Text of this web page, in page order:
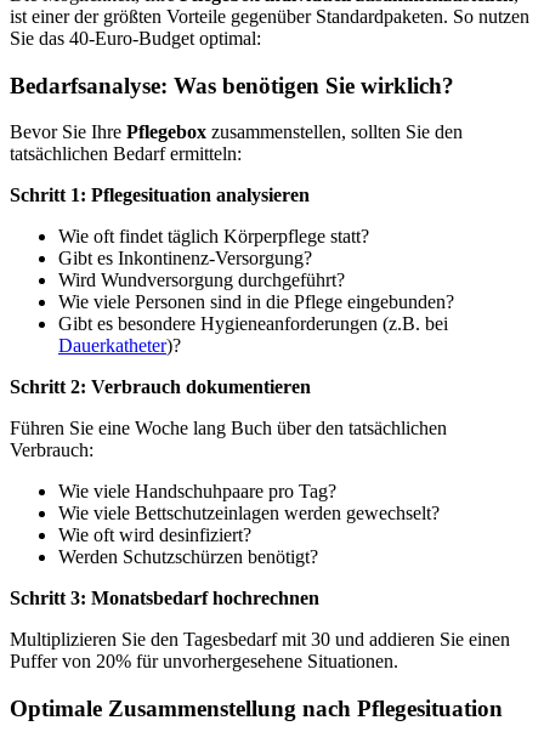
ist einer der größten Vorteile gegenüber Standardpaketen. So nutzen
Sie das 40-Euro-Budget optimal:
Bedarfsanalyse: Was benötigen Sie wirklich?
Bevor Sie Ihre Pflegebox zusammenstellen, sollten Sie den
tatsächlichen Bedarf ermitteln:
Schritt 1: Pflegesituation analysieren
Wie oft findet täglich Körperpflege statt?
Gibt es Inkontinenz-Versorgung?
Wird Wundversorgung durchgeführt?
Wie viele Personen sind in die Pflege eingebunden?
Gibt es besondere Hygieneanforderungen (z.B. bei
Dauerkatheter)?
Schritt 2: Verbrauch dokumentieren
Führen Sie eine Woche lang Buch über den tatsächlichen
Verbrauch:
Wie viele Handschuhpaare pro Tag?
Wie viele Bettschutzeinlagen werden gewechselt?
Wie oft wird desinfiziert?
Werden Schutzschürzen benötigt?
Schritt 3: Monatsbedarf hochrechnen
Multiplizieren Sie den Tagesbedarf mit 30 und addieren Sie einen
Puffer von 20% für unvorhergesehene Situationen.
Optimale Zusammenstellung nach Pflegesituation